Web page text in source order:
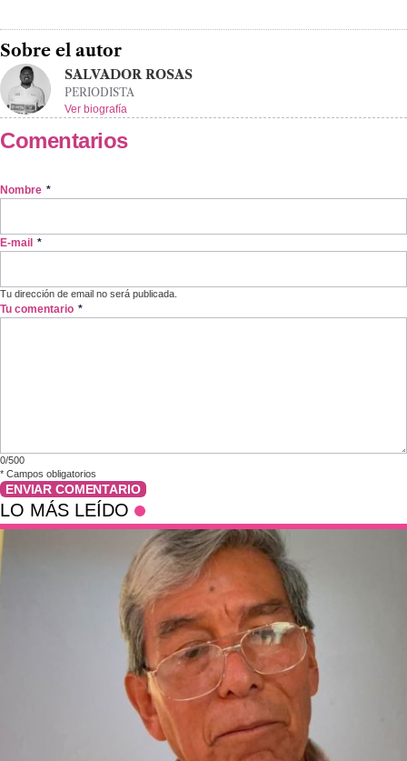
Sobre el autor
SALVADOR ROSAS
PERIODISTA
Ver biografía
Comentarios
Nombre *
E-mail *
Tu dirección de email no será publicada.
Tu comentario *
0/500
* Campos obligatorios
ENVIAR COMENTARIO
LO MÁS LEÍDO